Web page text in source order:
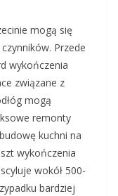
mogą się
Przede
wykończenia
związane z
mogą
remonty
kuchni na
wykończenia
wokół 500-
bardziej